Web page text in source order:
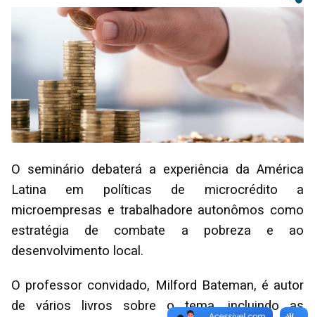
O seminário debaterá a experiência da América
Latina em políticas de microcrédito a
microempresas e trabalhadore autonômos como
estratégia de combate a pobreza e ao
desenvolvimento local.
O professor convidado, Milford Bateman, é autor
de vários livros sobre o tema, incluindo as